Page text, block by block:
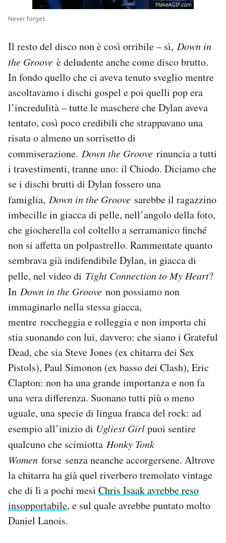
Never forget.
Il resto del disco non è così orribile – sì, Down in
the Groove è deludente anche come disco brutto.
In fondo quello che ci aveva tenuto sveglio mentre
ascoltavamo i dischi gospel e poi quelli pop era
l’incredulità – tutte le maschere che Dylan aveva
tentato, così poco credibili che strappavano una
risata o almeno un sorrisetto di
commiserazione. Down the Groove rinuncia a tutti
i travestimenti, tranne uno: il Chiodo. Diciamo che
se i dischi brutti di Dylan fossero una
famiglia, Down in the Groove sarebbe il ragazzino
imbecille in giacca di pelle, nell’angolo della foto,
che giocherella col coltello a serramanico finché
non si affetta un polpastrello. Rammentate quanto
sembrava già indifendibile Dylan, in giacca di
pelle, nel video di Tight Connection to My Heart?
In Down in the Groove non possiamo non
immaginarlo nella stessa giacca,
mentre roccheggia e rolleggia e non importa chi
stia suonando con lui, davvero: che siano i Grateful
Dead, che sia Steve Jones (ex chitarra dei Sex
Pistols), Paul Simonon (ex basso dei Clash), Eric
Clapton: non ha una grande importanza e non fa
una vera differenza. Suonano tutti più o meno
uguale, una specie di lingua franca del rock: ad
esempio all’inizio di Ugliest Girlpuoi sentire
qualcuno che scimiotta Honky Tonk
Women forse senza neanche accorgersene. Altrove
la chitarra ha già quel riverbero tremolato vintage
che di lì a pochi mesi Chris Isaak avrebbe reso
insopportabile, e sul quale avrebbe puntato molto
Daniel Lanois.